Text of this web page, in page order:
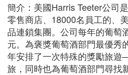
簡介：美國Harris Teeter公司
零售商店、18000名員工的、
品連鎖集團。公司每年的葡萄
元。為褒獎葡萄酒部門最優秀
年安排了一次特殊的獎勵旅
旅，同時也為葡萄酒部門尋找